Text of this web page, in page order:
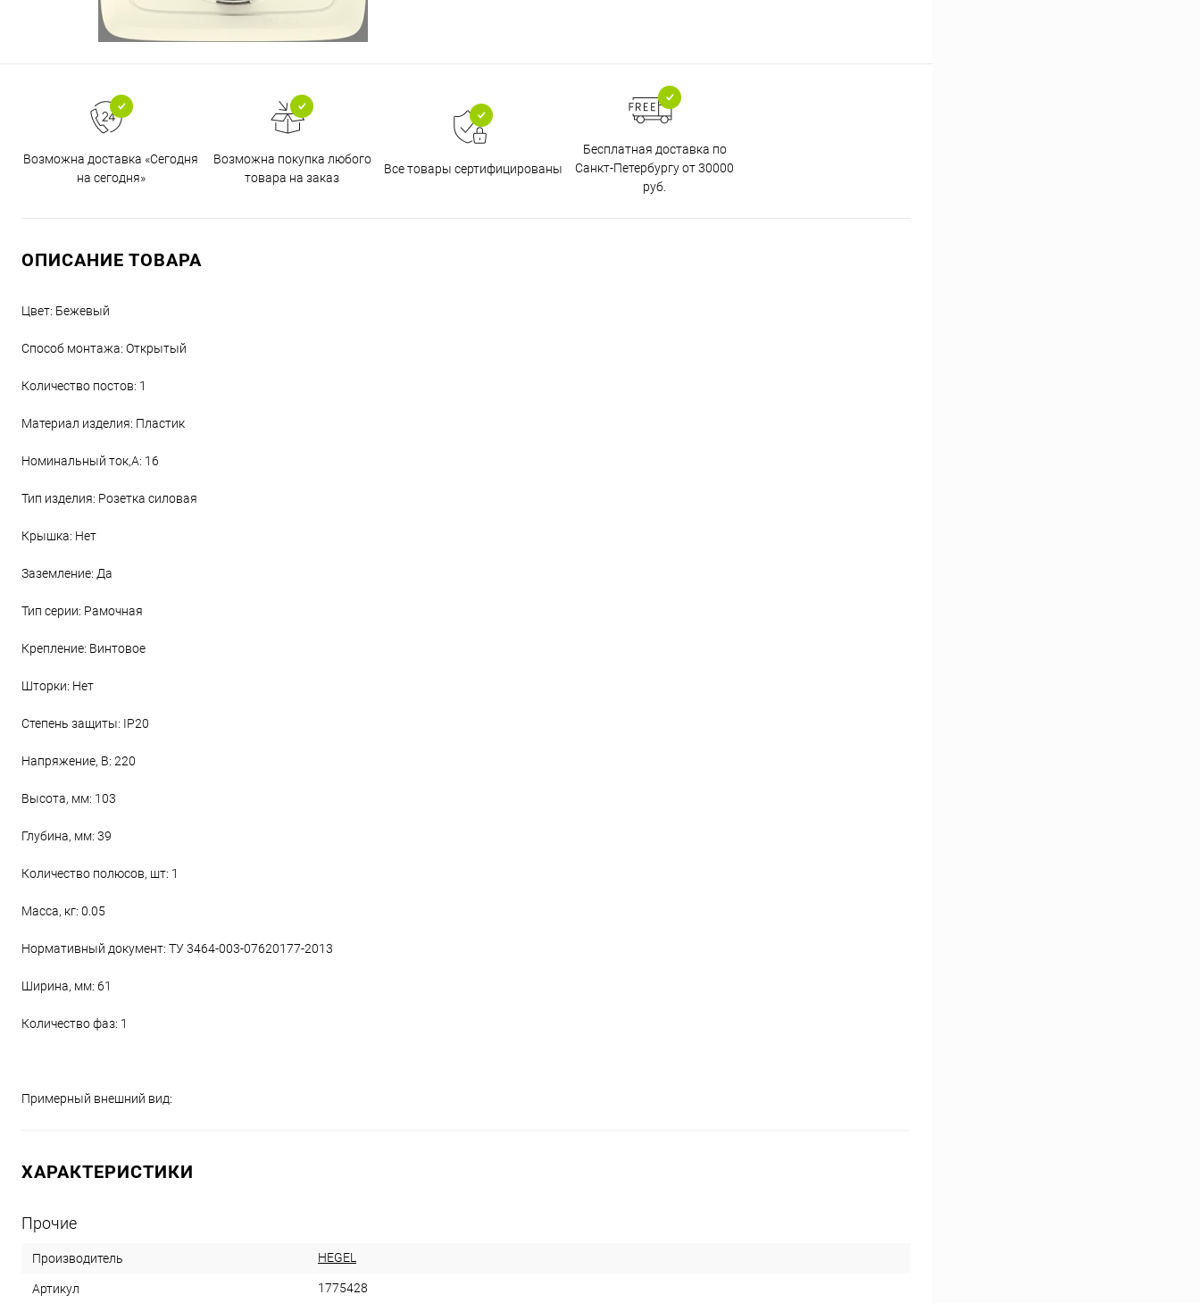
Возможна доставка «Сегодня
на сегодня»
Возможна покупка любого
товара на заказ
Все товары сертифицированы
Бесплатная доставка по
Санкт-Петербургу от 30000
руб.
ОПИСАНИЕ ТОВАРА
Цвет: Бежевый
Способ монтажа: Открытый
Количество постов: 1
Материал изделия: Пластик
Номинальный ток,А: 16
Тип изделия: Розетка силовая
Крышка: Нет
Заземление: Да
Тип серии: Рамочная
Крепление: Винтовое
Шторки: Нет
Степень защиты: IP20
Напряжение, В: 220
Высота, мм: 103
Глубина, мм: 39
Количество полюсов, шт: 1
Масса, кг: 0.05
Нормативный документ: ТУ 3464-003-07620177-2013
Ширина, мм: 61
Количество фаз: 1
Примерный внешний вид:
ХАРАКТЕРИСТИКИ
Прочие
Производитель HEGEL
Артикул 1775428